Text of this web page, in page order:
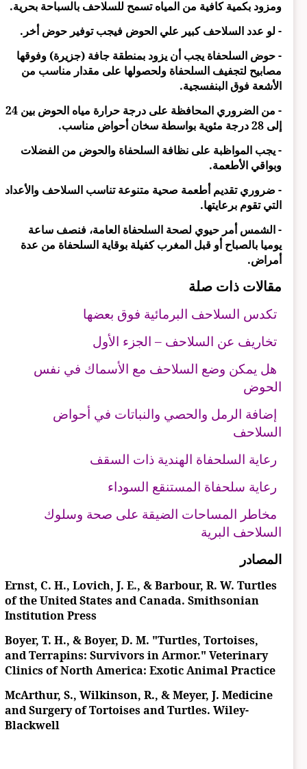
ومزود بكمية كافية من المياه تسمح للسلاحف بالسباحة بحرية.
- لو عدد السلاحف كبير علي الحوض فيجب توفير حوض أخر.
- حوض السلحفاة يجب أن يزود بمنطقة جافة (جزيرة) وفوقها
مصابيح لتجفيف السلحفاة ولحصولها على مقدار مناسب من
الأشعة فوق البنفسجية.
- من الضروري المحافظة على درجة حرارة مياه الحوض بين 24
إلى 28 درجة مئوية بواسطة سخان أحواض مناسب.
- يجب المواظبة على نظافة السلحفاة والحوض من الفضلات
وبواقي الأطعمة.
- ضروري تقديم أطعمة صحية متنوعة تناسب السلاحف والأعداد
التي تقوم برعايتها.
- الشمس أمر حيوي لصحة السلحفاة العامة، فنصف ساعة
يوميا بالصباح أو قبل المغرب كفيلة بوقاية السلحفاة من عدة
أمراض.
مقالات ذات صلة
تكدس السلاحف البرمائية فوق بعضها
تخاريف عن السلاحف – الجزء الأول
هل يمكن وضع السلاحف مع الأسماك في نفس
الحوض
إضافة الرمل والحصي والنباتات في أحواض
السلاحف
رعاية السلحفاة الهندية ذات السقف
رعاية سلحفاة المستنقع السوداء
مخاطر المساحات الضيقة على صحة وسلوك
السلاحف البرية
المصادر
Ernst, C. H., Lovich, J. E., & Barbour, R. W. Turtles
of the United States and Canada. Smithsonian
Institution Press
Boyer, T. H., & Boyer, D. M. "Turtles, Tortoises,
and Terrapins: Survivors in Armor." Veterinary
Clinics of North America: Exotic Animal Practice
McArthur, S., Wilkinson, R., & Meyer, J. Medicine
and Surgery of Tortoises and Turtles. Wiley-
Blackwell